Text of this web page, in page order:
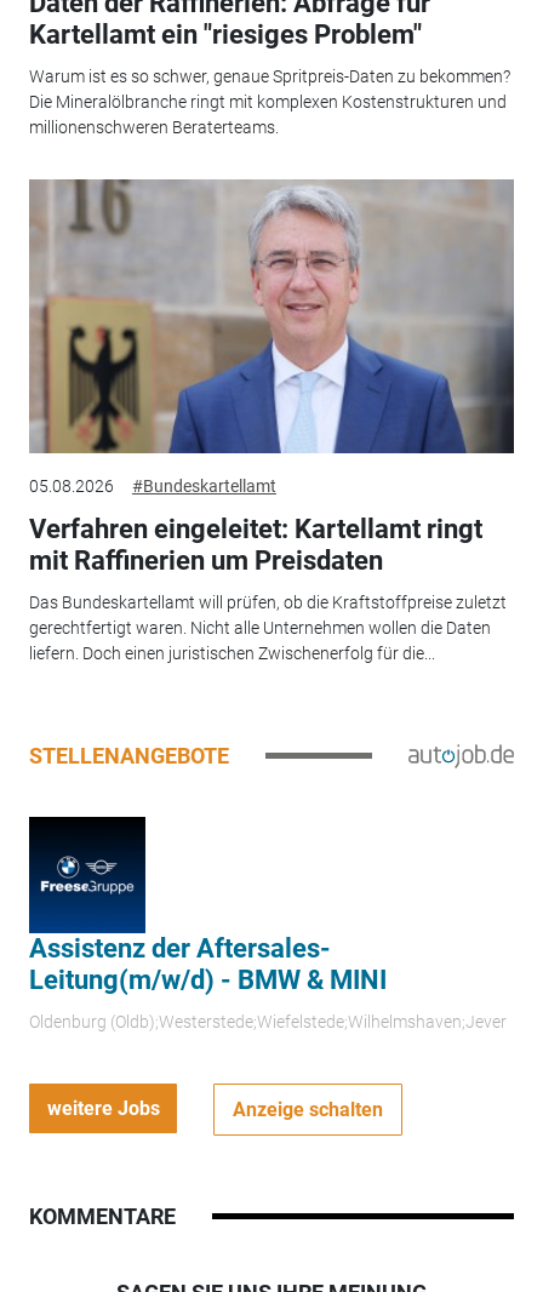
Kartellamt ein "riesiges Problem"
Warum ist es so schwer, genaue Spritpreis-Daten zu bekommen?
Die Mineralölbranche ringt mit komplexen Kostenstrukturen und
millionenschweren Beraterteams.
05.08.2026 #Bundeskartellamt
Verfahren eingeleitet: Kartellamt ringt
mit Raffinerien um Preisdaten
Das Bundeskartellamt will prüfen, ob die Kraftstoffpreise zuletzt
gerechtfertigt waren. Nicht alle Unternehmen wollen die Daten
liefern. Doch einen juristischen Zwischenerfolg für die...
STELLENANGEBOTE
Assistenz der Aftersales-
Leitung(m/w/d) - BMW & MINI
Oldenburg (Oldb);Westerstede;Wiefelstede;Wilhelmshaven;Jever
weitere Jobs Anzeige schalten
KOMMENTARE